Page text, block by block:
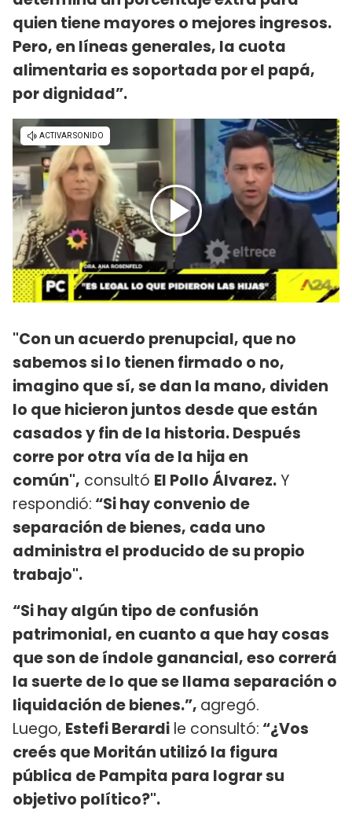
quien tiene mayores o mejores ingresos.
Pero, en líneas generales, la cuota
alimentaria es soportada por el papá,
por dignidad”.
"Con un acuerdo prenupcial, que no
sabemos si lo tienen firmado o no,
imagino que sí, se dan la mano, dividen
lo que hicieron juntos desde que están
casados y fin de la historia. Después
corre por otra vía de la hija en
común", consultó El Pollo Álvarez.Y
respondió: “Si hay convenio de
separación de bienes, cada uno
administra el producido de su propio
trabajo".
“Si hay algún tipo de confusión
patrimonial, en cuanto a que hay cosas
que son de índole ganancial, eso correrá
la suerte de lo que se llama separación o
liquidación de bienes.”, agregó.
Luego, Estefi Berardi le consultó: “¿Vos
creés que Moritán utilizó la figura
pública de Pampita para lograr su
objetivo político?".